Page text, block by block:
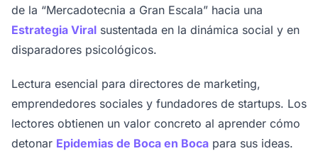
de la “Mercadotecnia a Gran Escala” hacia una
Estrategia Viral sustentada en la dinámica social y en
disparadores psicológicos.
Lectura esencial para directores de marketing,
emprendedores sociales y fundadores de startups. Los
lectores obtienen un valor concreto al aprender cómo
detonar Epidemias de Boca en Boca para sus ideas.